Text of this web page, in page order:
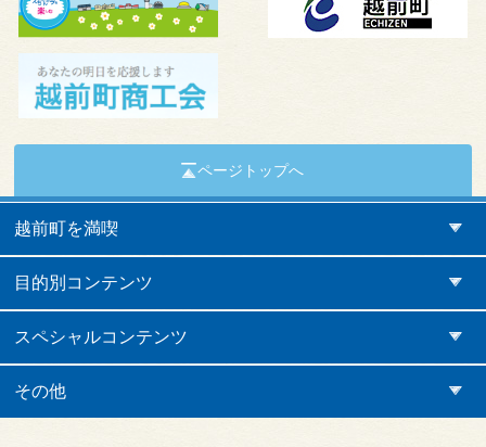
ページトップへ
越前町を満喫
目的別コンテンツ
スペシャルコンテンツ
その他